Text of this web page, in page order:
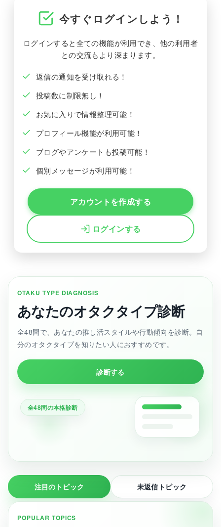
今すぐログインしよう！
ログインすると全ての機能が利用でき、他の利用者
との交流もより深まります。
返信の通知を受け取れる！
投稿数に制限無し！
お気に入りで情報整理可能！
プロフィール機能が利用可能！
ブログやアンケートも投稿可能！
個別メッセージが利用可能！
アカウントを作成する
ログインする
OTAKU TYPE DIAGNOSIS
あなたのオタクタイプ診断
全48問で、あなたの推し活スタイルや行動傾向を診断。自
分のオタクタイプを知りたい人におすすめです。
診断する
全48問の本格診断
注目のトピック 未返信トピック
POPULAR TOPICS